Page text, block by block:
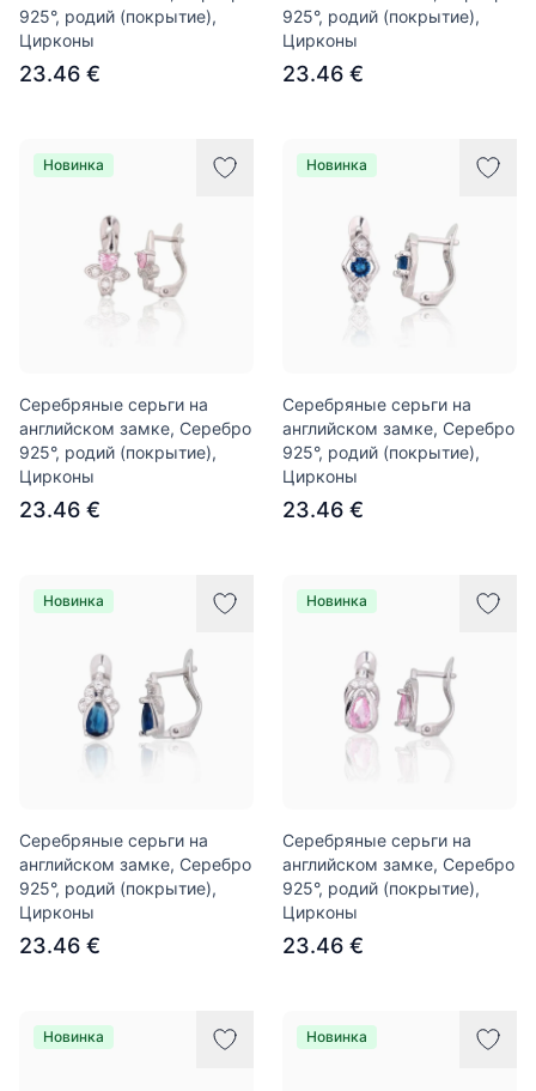
925°, родий (покрытие),
Цирконы
23.46 €
925°, родий (покрытие),
Цирконы
23.46 €
Новинка
Серебряные серьги на
английском замке, Серебро
925°, родий (покрытие),
Цирконы
23.46 €
Новинка
Серебряные серьги на
английском замке, Серебро
925°, родий (покрытие),
Цирконы
23.46 €
Новинка
Серебряные серьги на
английском замке, Серебро
925°, родий (покрытие),
Цирконы
23.46 €
Новинка
Серебряные серьги на
английском замке, Серебро
925°, родий (покрытие),
Цирконы
23.46 €
Новинка Новинка